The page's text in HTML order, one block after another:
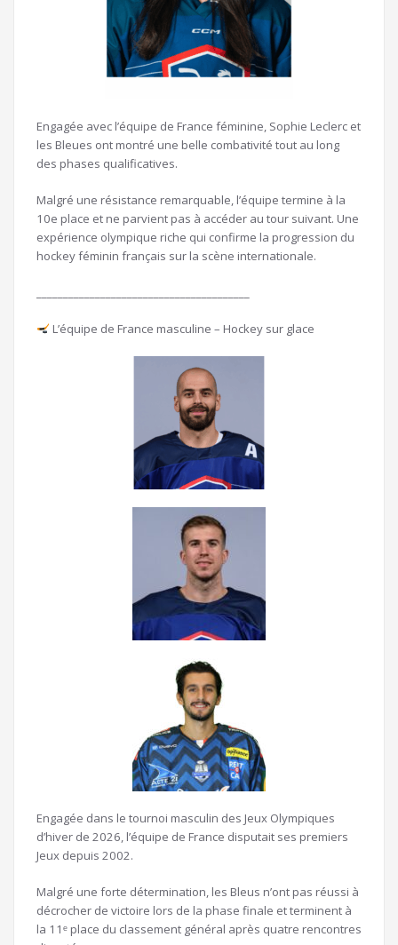
Engagée avec l’équipe de France féminine, Sophie Leclerc et
les Bleues ont montré une belle combativité tout au long
des phases qualificatives.
Malgré une résistance remarquable, l’équipe termine à la
10e place et ne parvient pas à accéder au tour suivant. Une
expérience olympique riche qui confirme la progression du
hockey féminin français sur la scène internationale.
L’équipe de France masculine – Hockey sur glace
Engagée dans le tournoi masculin des Jeux Olympiques
d’hiver de 2026, l’équipe de France disputait ses premiers
Jeux depuis 2002.
Malgré une forte détermination, les Bleus n’ont pas réussi à
décrocher de victoire lors de la phase finale et terminent à
la 11ᵉ place du classement général après quatre rencontres